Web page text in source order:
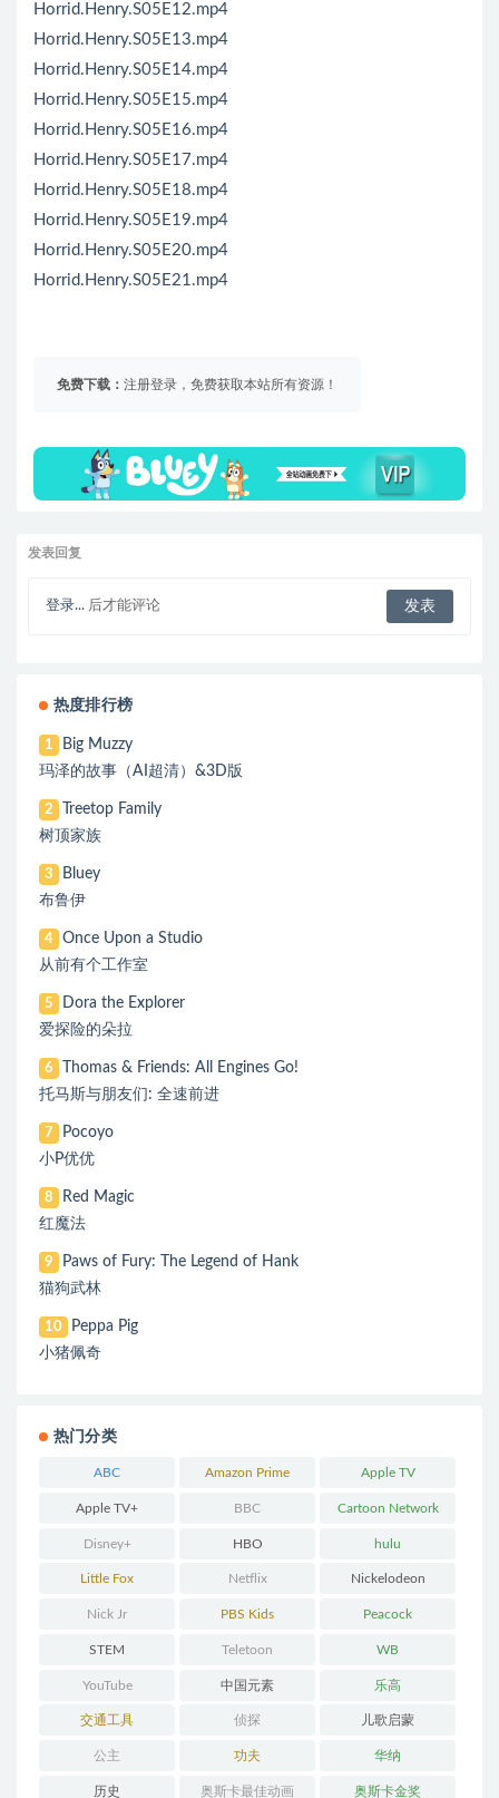
Horrid.Henry.S05E12.mp4
Horrid.Henry.S05E13.mp4
Horrid.Henry.S05E14.mp4
Horrid.Henry.S05E15.mp4
Horrid.Henry.S05E16.mp4
Horrid.Henry.S05E17.mp4
Horrid.Henry.S05E18.mp4
Horrid.Henry.S05E19.mp4
Horrid.Henry.S05E20.mp4
Horrid.Henry.S05E21.mp4
免费下载： 注册登录，免费获取本站所有资源！
发表回复
登录... 后才能评论
热度排行榜
1
Big Muzzy
玛泽的故事（AI超清）&3D版
2
Treetop Family
树顶家族
3
Bluey
布鲁伊
4
Once Upon a Studio
从前有个工作室
5
Dora the Explorer
爱探险的朵拉
6
Thomas & Friends: All Engines Go!
托马斯与朋友们: 全速前进
7
Pocoyo
小P优优
8
Red Magic
红魔法
9
Paws of Fury: The Legend of Hank
猫狗武林
10
Peppa Pig
小猪佩奇
热门分类
ABC Amazon Prime Apple TV
Apple TV+ BBC Cartoon Network
Disney+ HBO hulu
Little Fox Netflix Nickelodeon
Nick Jr PBS Kids Peacock
STEM Teletoon WB
YouTube 中国元素 乐高
交通工具 侦探 儿歌启蒙
公主 功夫 华纳
历史 奥斯卡最佳动画 奥斯卡金奖